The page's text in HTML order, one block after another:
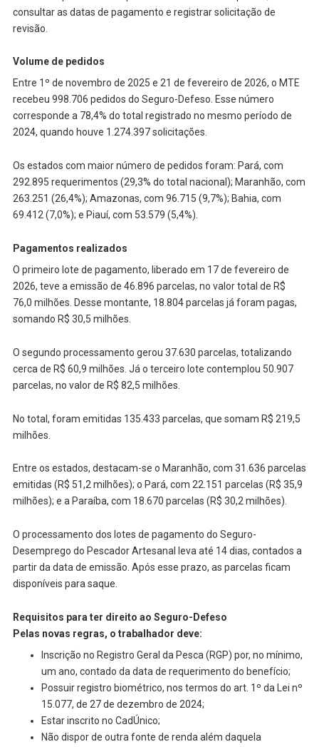
consultar as datas de pagamento e registrar solicitação de
revisão.
Volume de pedidos
Entre 1º de novembro de 2025 e 21 de fevereiro de 2026, o MTE
recebeu 998.706 pedidos do Seguro-Defeso. Esse número
corresponde a 78,4% do total registrado no mesmo período de
2024, quando houve 1.274.397 solicitações.
Os estados com maior número de pedidos foram: Pará, com
292.895 requerimentos (29,3% do total nacional); Maranhão, com
263.251 (26,4%); Amazonas, com 96.715 (9,7%); Bahia, com
69.412 (7,0%); e Piauí, com 53.579 (5,4%).
Pagamentos realizados
O primeiro lote de pagamento, liberado em 17 de fevereiro de
2026, teve a emissão de 46.896 parcelas, no valor total de R$
76,0 milhões. Desse montante, 18.804 parcelas já foram pagas,
somando R$ 30,5 milhões.
O segundo processamento gerou 37.630 parcelas, totalizando
cerca de R$ 60,9 milhões. Já o terceiro lote contemplou 50.907
parcelas, no valor de R$ 82,5 milhões.
No total, foram emitidas 135.433 parcelas, que somam R$ 219,5
milhões.
Entre os estados, destacam-se o Maranhão, com 31.636 parcelas
emitidas (R$ 51,2 milhões); o Pará, com 22.151 parcelas (R$ 35,9
milhões); e a Paraíba, com 18.670 parcelas (R$ 30,2 milhões).
O processamento dos lotes de pagamento do Seguro-
Desemprego do Pescador Artesanal leva até 14 dias, contados a
partir da data de emissão. Após esse prazo, as parcelas ficam
disponíveis para saque.
Requisitos para ter direito ao Seguro-Defeso
Pelas novas regras, o trabalhador deve:
Inscrição no Registro Geral da Pesca (RGP) por, no mínimo,
um ano, contado da data de requerimento do benefício;
Possuir registro biométrico, nos termos do art. 1º da Lei nº
15.077, de 27 de dezembro de 2024;
Estar inscrito no CadÚnico;
Não dispor de outra fonte de renda além daquela